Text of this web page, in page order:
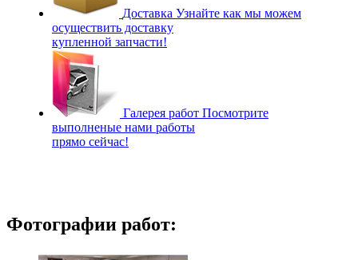
Доставка Узнайте как мы можем
осуществить доставку
купленной запчасти!
Галерея работ Посмотрите
выполненые нами работы
прямо сейчас!
Фотографии работ: